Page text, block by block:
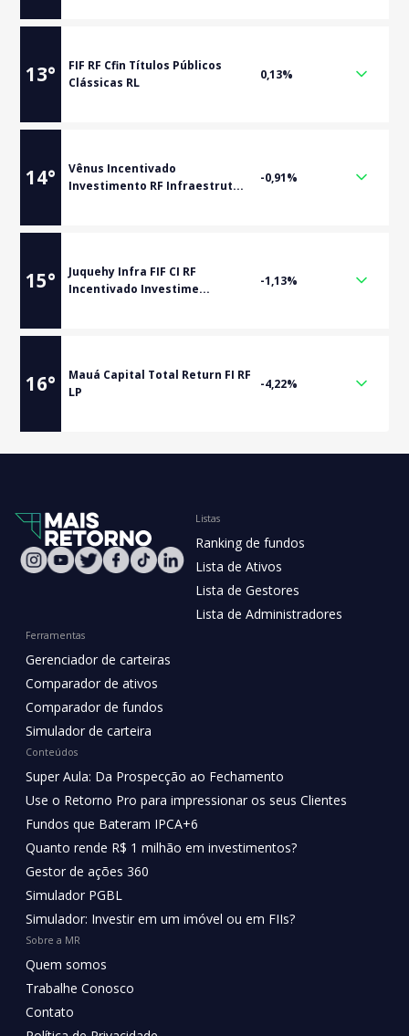
13°
FIF RF Cfin Títulos Públicos
Clássicas RL
0,13%
14°
Vênus Incentivado
Investimento RF Infraestrut...
-0,91%
15°
Juquehy Infra FIF CI RF
Incentivado Investime...
-1,13%
16°
Mauá Capital Total Return FI RF
LP
-4,22%
Listas
Ranking de fundos
Lista de Ativos
Lista de Gestores
Lista de Administradores
Ferramentas
Gerenciador de carteiras
Comparador de ativos
Comparador de fundos
Simulador de carteira
Conteúdos
Super Aula: Da Prospecção ao Fechamento
Use o Retorno Pro para impressionar os seus Clientes
Fundos que Bateram IPCA+6
Quanto rende R$ 1 milhão em investimentos?
Gestor de ações 360
Simulador PGBL
Simulador: Investir em um imóvel ou em FIIs?
Sobre a MR
Quem somos
Trabalhe Conosco
Contato